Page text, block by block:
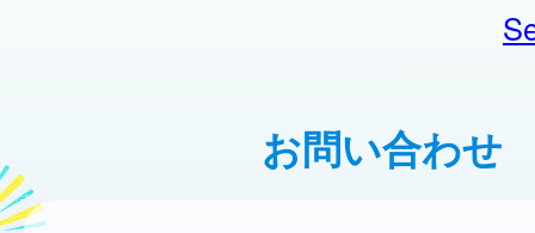
お問い合わせ